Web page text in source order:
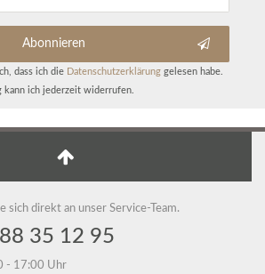
Abonnieren
dass ich die Daten­schutz­erklärunggelesen habe.
kann ich jederzeit widerrufen.
sich direkt an unser Service-Team.
35 12 95
- 17:00 Uhr